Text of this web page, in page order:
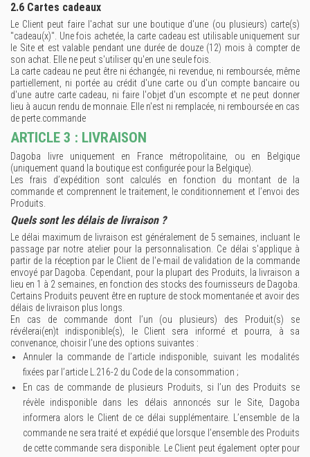
2.6 Cartes cadeaux
Le Client peut faire l'achat sur une boutique d'une (ou plusieurs) carte(s)
"cadeau(x)". Une fois achetée, la carte cadeau est utilisable uniquement sur
le Site et est valable pendant une durée de douze (12) mois à compter de
son achat. Elle ne peut s'utiliser qu'en une seule fois.
La carte cadeau ne peut être ni échangée, ni revendue, ni remboursée, même
partiellement, ni portée au crédit d'une carte ou d'un compte bancaire ou
d'une autre carte cadeau, ni faire l'objet d'un escompte et ne peut donner
lieu à aucun rendu de monnaie. Elle n'est ni remplacée, ni remboursée en cas
de perte.commande
ARTICLE 3 : LIVRAISON
Dagoba livre uniquement en France métropolitaine, ou en Belgique
(uniquement quand la boutique est configurée pour la Belgique).
Les frais d’expédition sont calculés en fonction du montant de la
commande et comprennent le traitement, le conditionnement et l’envoi des
Produits.
Quels sont les délais de livraison ?
Le délai maximum de livraison est généralement de 5 semaines, incluant le
passage par notre atelier pour la personnalisation. Ce délai s'applique à
partir de la réception par le Client de l'e-mail de validation de la commande
envoyé par Dagoba. Cependant, pour la plupart des Produits, la livraison a
lieu en 1 à 2 semaines, en fonction des stocks des fournisseurs de Dagoba.
Certains Produits peuvent être en rupture de stock momentanée et avoir des
délais de livraison plus longs.
En cas de commande dont l’un (ou plusieurs) des Produit(s) se
révélerai(en)t indisponible(s), le Client sera informé et pourra, à sa
convenance, choisir l’une des options suivantes :
Annuler la commande de l’article indisponible, suivant les modalités
fixées par l’article L.216-2 du Code de la consommation ;
En cas de commande de plusieurs Produits, si l’un des Produits se
révèle indisponible dans les délais annoncés sur le Site, Dagoba
informera alors le Client de ce délai supplémentaire. L’ensemble de la
commande ne sera traité et expédié que lorsque l’ensemble des Produits
de cette commande sera disponible. Le Client peut également opter pour